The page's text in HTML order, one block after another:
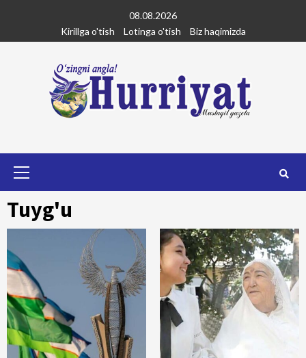
content
08.08.2026
Kirillga o'tish
Lotinga o'tish Biz haqimizda
Tuyg'u